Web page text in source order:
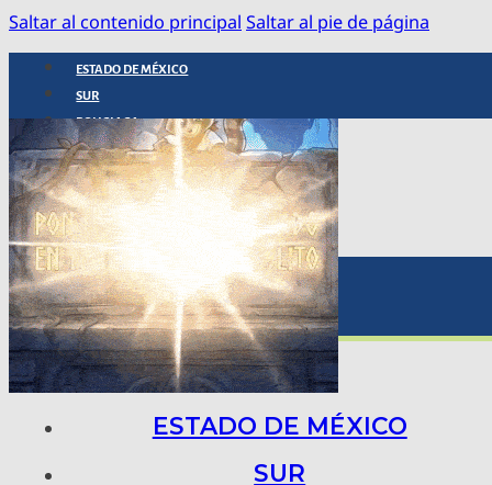
Saltar al contenido principal Saltar al pie de página
ESTADO DE MÉXICO
SUR
POLICIACA
NACIONAL
INTERNACIONAL
ARTE, CIENCIA Y TECNOLOGÍA
COLUMNAS
BAJO LA LUPA
RASTROS Y ROSTROS
VÍNCULOS ANIMALES
ESTADO DE MÉXICO
SUR